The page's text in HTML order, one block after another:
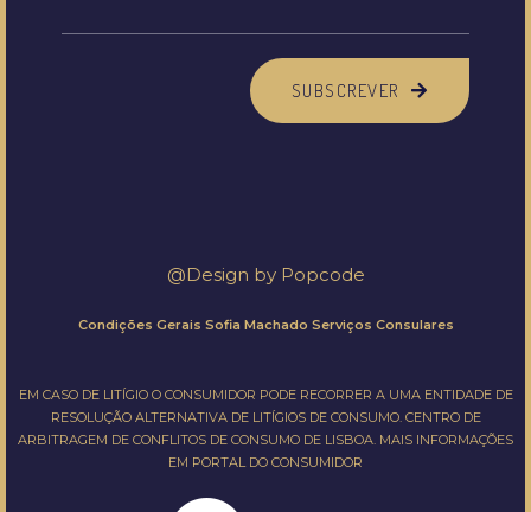
SUBSCREVER
@Design by Popcode
Condições Gerais Sofia Machado Serviços Consulares
EM CASO DE LITÍGIO O CONSUMIDOR PODE RECORRER A UMA ENTIDADE DE
RESOLUÇÃO ALTERNATIVA DE LITÍGIOS DE CONSUMO. CENTRO DE
ARBITRAGEM DE CONFLITOS DE CONSUMO DE LISBOA. MAIS INFORMAÇÕES
EM PORTAL DO CONSUMIDOR